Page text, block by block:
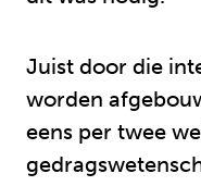
Juist door die
worden
eens per twee